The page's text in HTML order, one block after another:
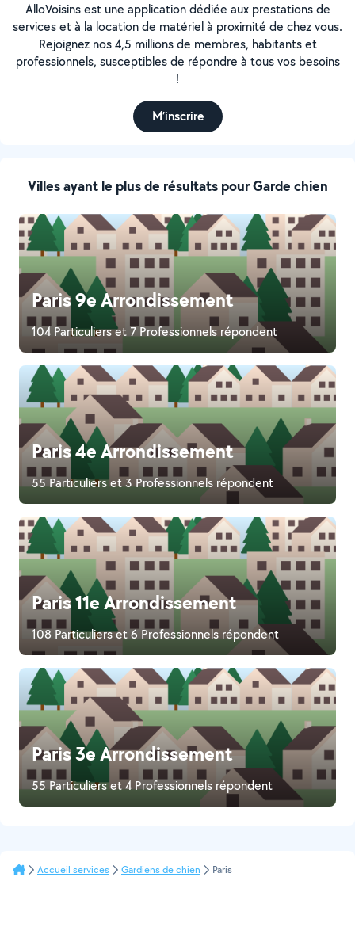
Villes ayant le plus de résultats pour Garde chien
Paris 9e Arrondissement
104 Particuliers et 7 Professionnels répondent
Paris 4e Arrondissement
55 Particuliers et 3 Professionnels répondent
Paris 11e Arrondissement
108 Particuliers et 6 Professionnels répondent
Paris 3e Arrondissement
55 Particuliers et 4 Professionnels répondent
AlloVoisins est une application dédiée aux prestations de
services et à la location de matériel à proximité de chez vous.
Rejoignez nos 4,5 millions de membres, habitants et
professionnels, susceptibles de répondre à tous vos besoins
!
M’inscrire
Accueil services Gardiens de chien Paris